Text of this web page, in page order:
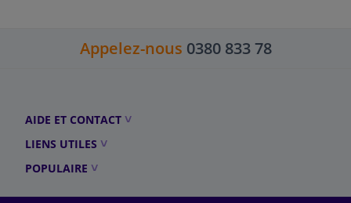
Appelez-nous 0380 833 78
AIDE ET CONTACT
LIENS UTILES
POPULAIRE